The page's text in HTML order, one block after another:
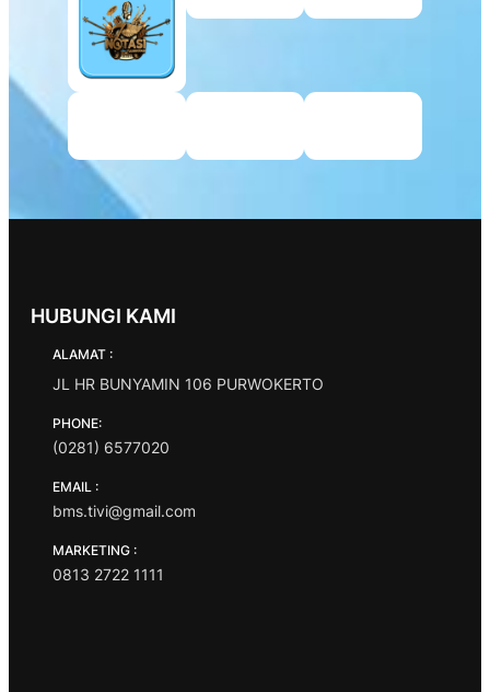
HUBUNGI KAMI
ALAMAT :
JL HR BUNYAMIN 106 PURWOKERTO
PHONE:
(0281) 6577020
EMAIL :
bms.tivi@gmail.com
MARKETING :
0813 2722 1111